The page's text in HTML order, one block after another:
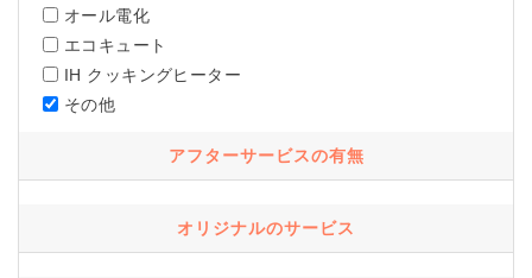
オール電化
エコキュート
IH クッキングヒーター
その他
アフターサービスの有無
オリジナルのサービス